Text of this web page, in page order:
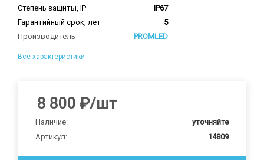
Степень защиты, IP
IP67
Гарантийный срок, лет
5
Производитель
PROMLED
Все характеристики
8 800 ₽/шт
Наличие:
уточняйте
Артикул:
14809